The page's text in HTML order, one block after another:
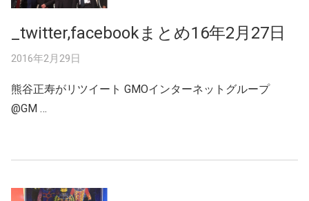
_twitter,facebookまとめ16年2月27日
2016年2月29日
熊谷正寿がリツイート GMOインターネットグループ
‏@GM …